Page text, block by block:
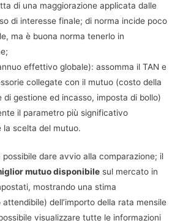
di una maggiorazione applicata dalle
di interesse finale; di norma incide poco
ma è buona norma tenerlo in
effettivo globale): assomma il TAN e
collegate con il mutuo (costo della
di gestione ed incasso, imposta di bollo)
il parametro più significativo
la scelta del mutuo.
dare avvio alla comparazione; il
mutuo disponibile sul mercato in
mostrando una stima
dell’importo della rata mensile
visualizzare tutte le informazioni